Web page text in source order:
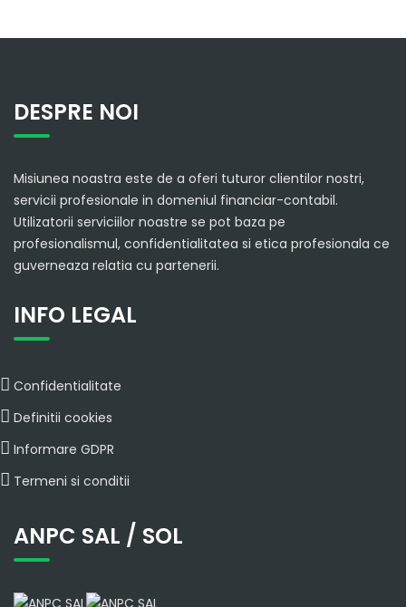
DESPRE NOI
Misiunea noastra este de a oferi tuturor clientilor nostri,
servicii profesionale in domeniul financiar-contabil.
Utilizatorii serviciilor noastre se pot baza pe
profesionalismul, confidentialitatea si etica profesionala ce
guverneaza relatia cu partenerii.
INFO LEGAL
Confidentialitate
Definitii cookies
Informare GDPR
Termeni si conditii
ANPC SAL / SOL